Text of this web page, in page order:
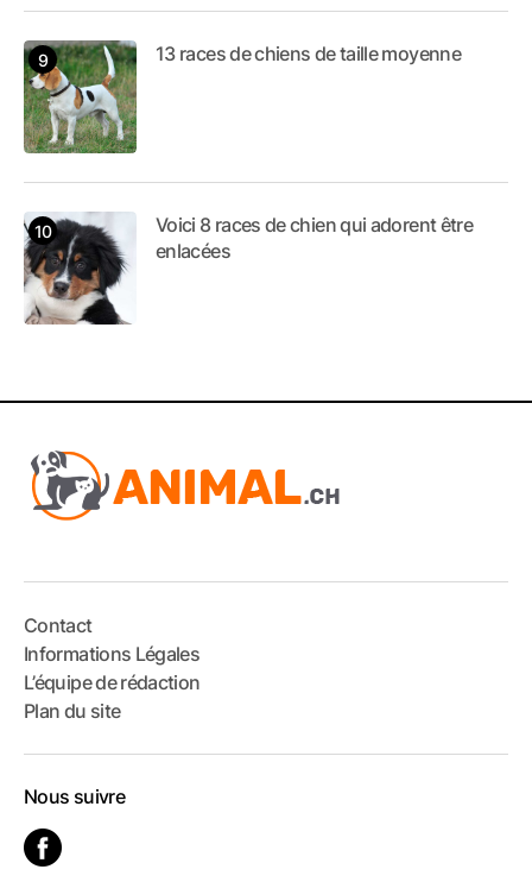
13 races de chiens de taille moyenne
Voici 8 races de chien qui adorent être
enlacées
Contact
Informations Légales
L’équipe de rédaction
Plan du site
Nous suivre